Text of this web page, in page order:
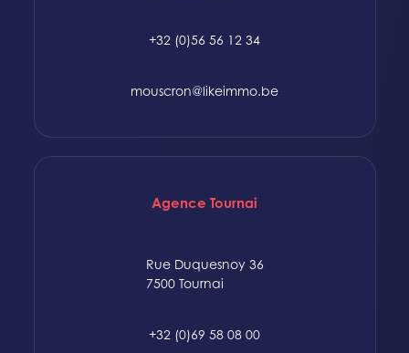
+32 (0)56 56 12 34
mouscron@likeimmo.be
Agence Tournai
Rue Duquesnoy 36
7500 Tournai
+32 (0)69 58 08 00